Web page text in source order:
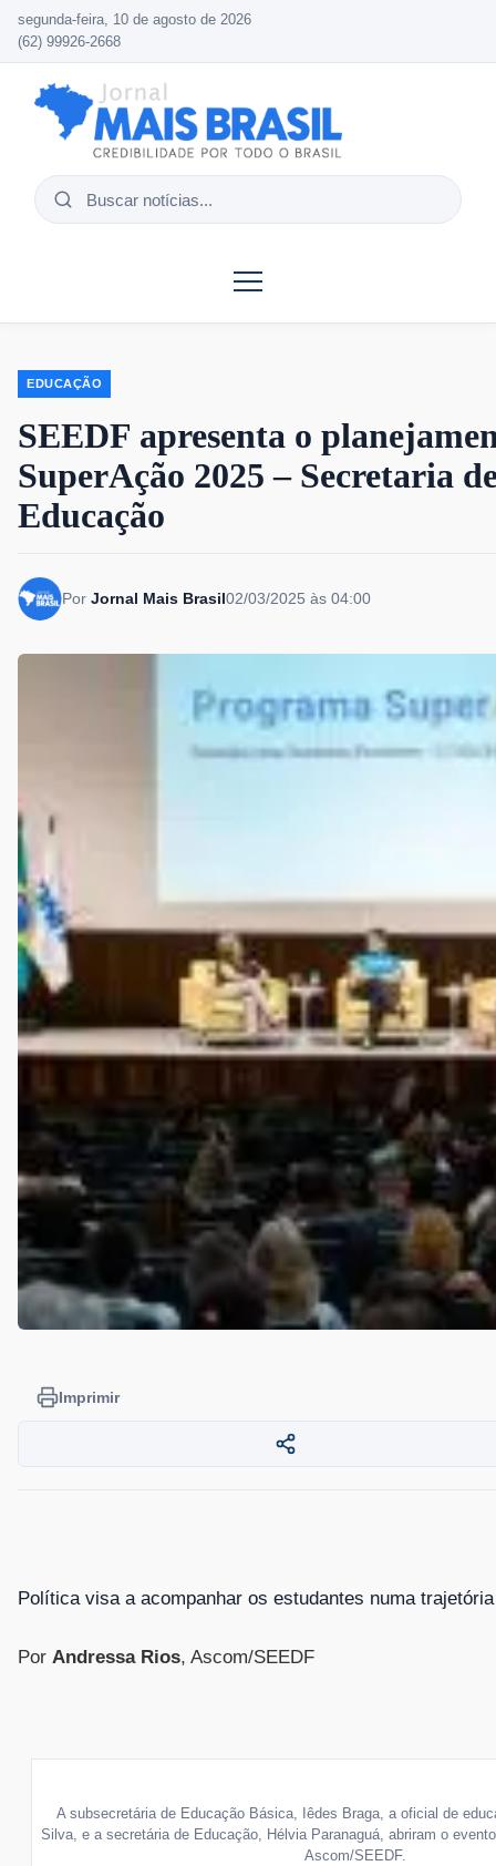
segunda-feira, 10 de agosto de 2026
(62) 99926-2668
Buscar
EDUCAÇÃO
SEEDF apresenta o
SuperAção 2025 – Secretaria
Educação
Por Jornal Mais Brasil02/03/2025 às 04:00
Imprimir
Política visa a acompanhar os estudantes numa
Por Andressa Rios, Ascom/SEEDF
A subsecretária de Educação Básica, Iêdes Braga, a oficial de
Silva, e a secretária de Educação, Hélvia Paranaguá, abriram o
Ascom/SEEDF.